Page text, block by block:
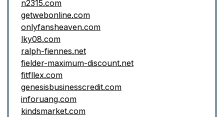
n2315.com
getwebonline.com
onlyfansheaven.com
lky08.com
ralph-fiennes.net
fielder-maximum-discount.net
fitfllex.com
genesisbusinesscredit.com
inforuang.com
kindsmarket.com